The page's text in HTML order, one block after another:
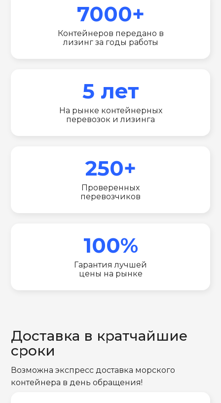
7000+
Контейнеров передано в
лизинг за годы работы
5 лет
На рынке контейнерных
перевозок и лизинга
250+
Проверенных
перевозчиков
100%
Гарантия лучшей
цены на рынке
Доставка в кратчайшие
сроки
Возможна экспресс доставка морского
контейнера в день обращения!